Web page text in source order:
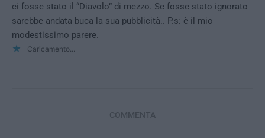
ci fosse stato il “Diavolo” di mezzo. Se fosse stato ignorato
sarebbe andata buca la sua pubblicità.. P.s: è il mio
modestissimo parere.
Caricamento...
COMMENTA